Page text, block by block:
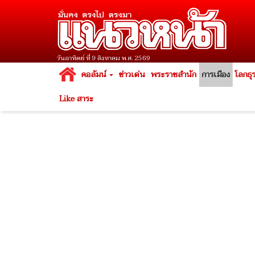
วันอาทิตย์ ที่ 9 สิงหาคม พ.ศ. 2569
คอลัมน์ ข่าวเด่น พระราชสำนัก การเมือง โลกธุ
Like สาระ